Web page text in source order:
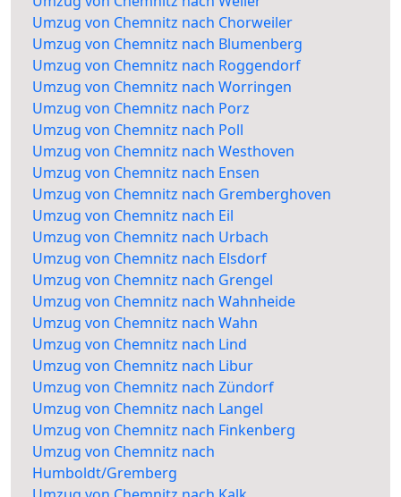
Umzug von Chemnitz nach Chorweiler
Umzug von Chemnitz nach Blumenberg
Umzug von Chemnitz nach Roggendorf
Umzug von Chemnitz nach Worringen
Umzug von Chemnitz nach Porz
Umzug von Chemnitz nach Poll
Umzug von Chemnitz nach Westhoven
Umzug von Chemnitz nach Ensen
Umzug von Chemnitz nach Gremberghoven
Umzug von Chemnitz nach Eil
Umzug von Chemnitz nach Urbach
Umzug von Chemnitz nach Elsdorf
Umzug von Chemnitz nach Grengel
Umzug von Chemnitz nach Wahnheide
Umzug von Chemnitz nach Wahn
Umzug von Chemnitz nach Lind
Umzug von Chemnitz nach Libur
Umzug von Chemnitz nach Zündorf
Umzug von Chemnitz nach Langel
Umzug von Chemnitz nach Finkenberg
Umzug von Chemnitz nach
Humboldt/Gremberg